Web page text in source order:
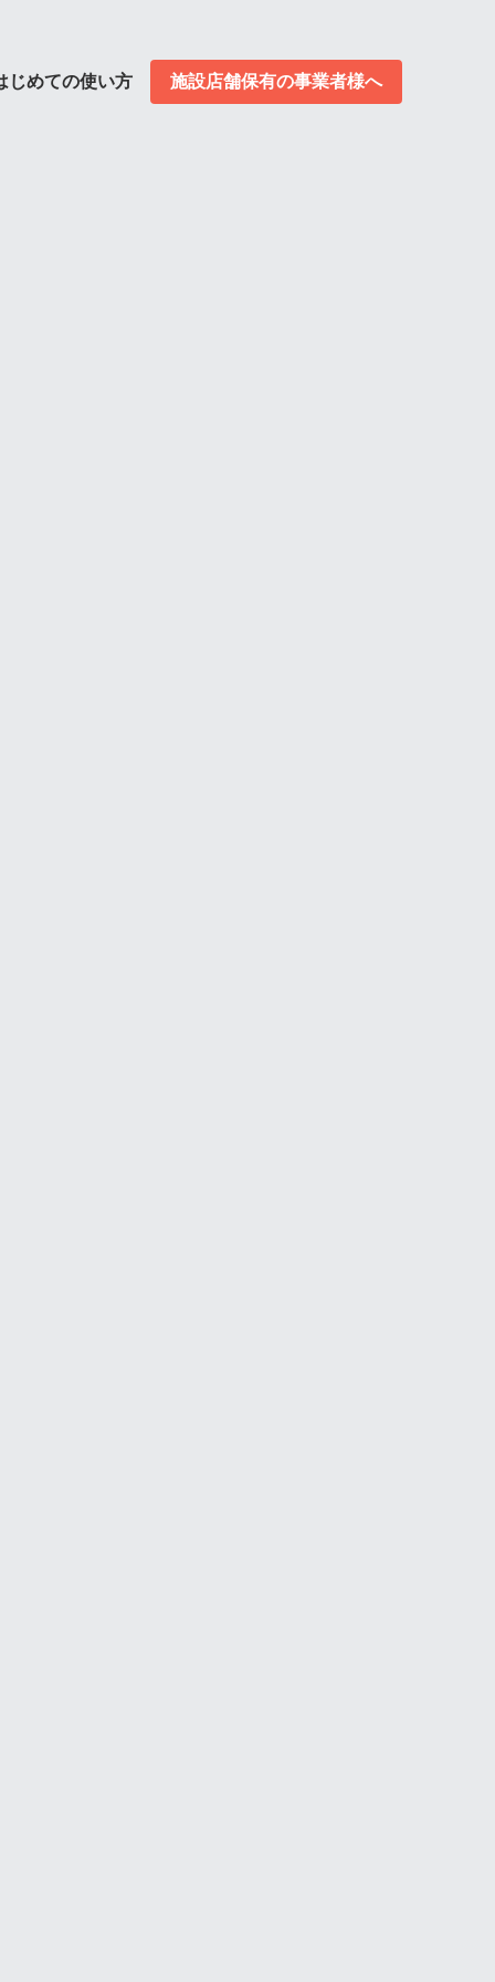
じめての使い方 施設店舗保有の事業者様へ